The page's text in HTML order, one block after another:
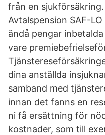
från en
Avtalspension SAF-
ändå pengar
vare
dina anställda
samband med
innan det fanns en
ni få ersättning för
kostnader, som till